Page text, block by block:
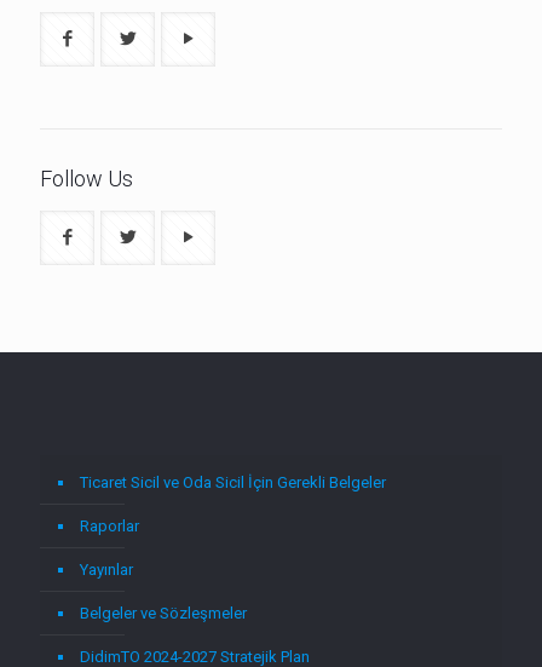
Follow Us
Ticaret Sicil ve Oda Sicil İçin Gerekli Belgeler
Raporlar
Yayınlar
Belgeler ve Sözleşmeler
DidimTO 2024-2027 Stratejik Plan